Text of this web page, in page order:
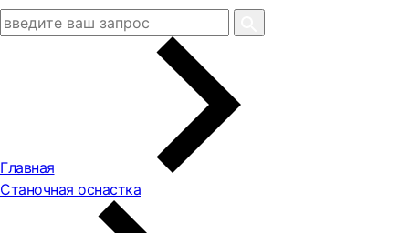
Главная
Станочная оснастка